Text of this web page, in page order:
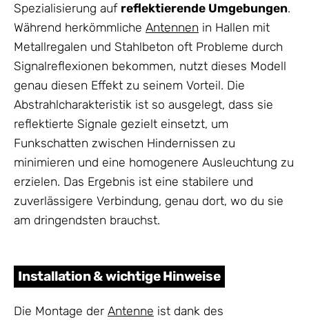
Spezialisierung auf reflektierende Umgebungen.
Während herkömmliche Antennen in Hallen mit
Metallregalen und Stahlbeton oft Probleme durch
Signalreflexionen bekommen, nutzt dieses Modell
genau diesen Effekt zu seinem Vorteil. Die
Abstrahlcharakteristik ist so ausgelegt, dass sie
reflektierte Signale gezielt einsetzt, um
Funkschatten zwischen Hindernissen zu
minimieren und eine homogenere Ausleuchtung zu
erzielen. Das Ergebnis ist eine stabilere und
zuverlässigere Verbindung, genau dort, wo du sie
am dringendsten brauchst.
Installation & wichtige Hinweise
Die Montage der Antenne ist dank des